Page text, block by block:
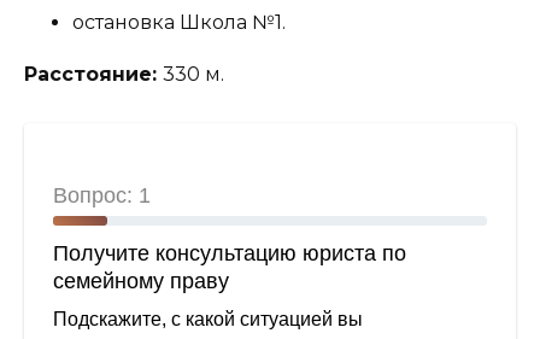
остановка Школа №1.
Расстояние: 330 м.